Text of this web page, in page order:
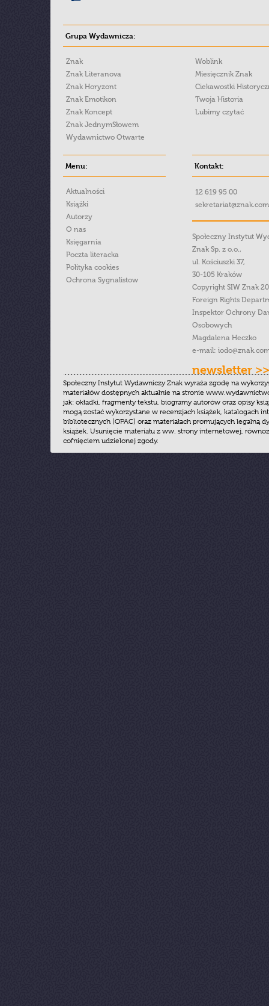
Grupa Wydawnicza:
Znak
Znak Literanova
Znak Horyzont
Znak Emotikon
Znak Koncept
Znak JednymSłowem
Wydawnictwo Otwarte
Woblink
Miesięcznik Znak
Ciekawostki
Twoja Historia
Lubimy czytać
Menu:
Aktualności
Książki
Autorzy
O nas
Księgarnia
Poczta literacka
Polityka cookies
Ochrona Sygnalistow
Kontakt:
12 619 95 00
Społeczny Instytut
Znak Sp. z o.o.,
ul. Kościuszki 37,
30-105 Kraków
Copyright SIW Znak
Foreign Rights
Inspektor Ochrony
Osobowych
Magdalena Heczko
e-mail:
newsletter >>
Społeczny Instytut Wydawniczy Znak wyraża zgodę na
materiałów dostępnych aktualnie na stronie
jak: okładki, fragmenty tekstu, biogramy autorów oraz opisy
mogą zostać wykorzystane w recenzjach książek, katalogach
bibliotecznych (OPAC) oraz materiałach promujących legalną
książek. Usunięcie materiału z ww. strony internetowej,
cofnięciem udzielonej zgody.